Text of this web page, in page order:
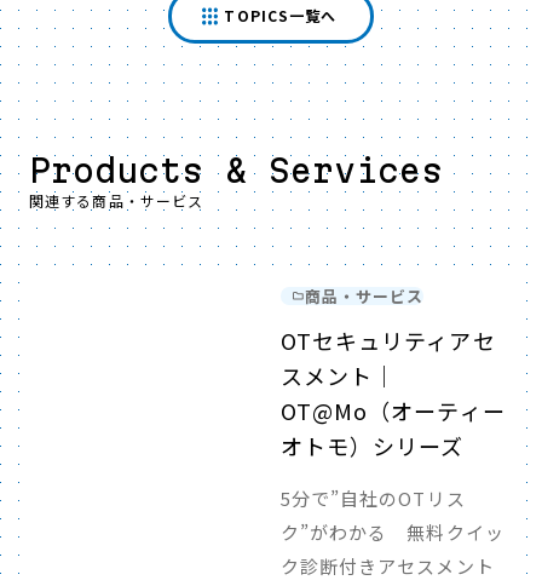
TOPICS一覧へ
Products & Services
関連する商品・サービス
商品・サービス
OTセキュリティアセ
スメント｜
OT@Mo（オーティー
オトモ）シリーズ
5分で”自社のOTリス
ク”がわかる 無料クイッ
ク診断付きアセスメント